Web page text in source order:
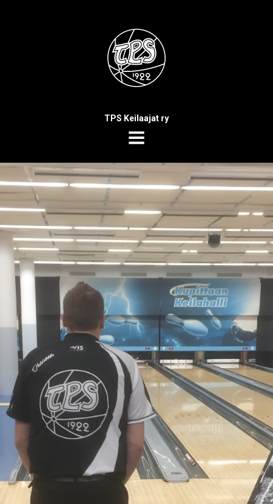
TPS Keilaajat ry
MENU